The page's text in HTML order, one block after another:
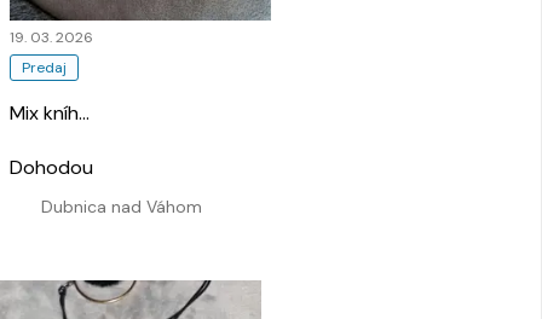
Predaj
19. 03. 2026
Mix kníh…
Dubnica nad Váhom
Dohodou